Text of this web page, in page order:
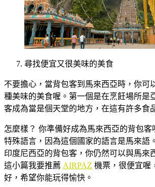
尋找便宜又很美味的美食
不要擔心，當背包客到馬來西亞時，你可
種美味的美食喔。第一個是在烹飪場所是
客成為當是個天堂的地方，在這有許多食
怎麼樣？ 你準備好成為馬來西亞的背包客
特殊語言，因為這個國家的語言是馬來語
印度尼西亞的背包客，你仍然可以與馬來
這小篇我要推薦 AIRPAZ 機票，很便宜喔
好，希望你能玩得愉快。